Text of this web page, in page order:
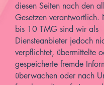
diesen Seiten nach den
Gesetzen
bis 10 TMG sind wir als
Diensteanbieter jedoch
verpflichtet, übermittelte
gespeicherte fremde
überwachen oder nach